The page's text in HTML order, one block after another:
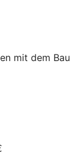
mit dem